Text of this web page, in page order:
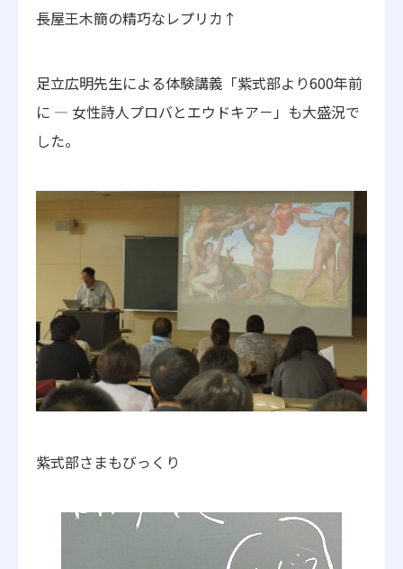
長屋王木簡の精巧なレプリカ↑
足立広明先生による体験講義「紫式部より600年前
に ― 女性詩人プロバとエウドキア－」も大盛況で
した。
紫式部さまもびっくり